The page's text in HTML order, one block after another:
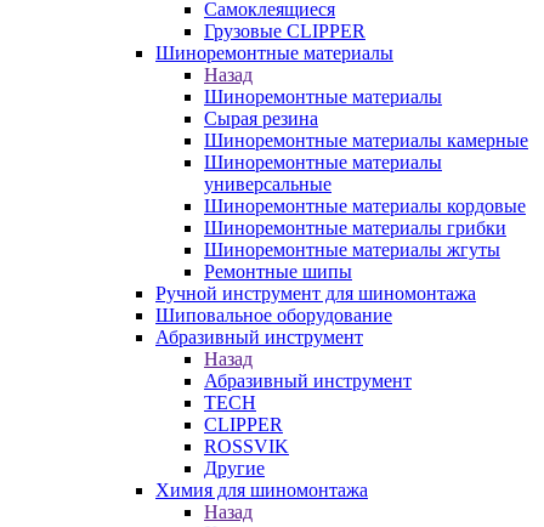
Самоклеящиеся
Грузовые CLIPPER
Шиноремонтные материалы
Назад
Шиноремонтные материалы
Сырая резина
Шиноремонтные материалы камерные
Шиноремонтные материалы
универсальные
Шиноремонтные материалы кордовые
Шиноремонтные материалы грибки
Шиноремонтные материалы жгуты
Ремонтные шипы
Ручной инструмент для шиномонтажа
Шиповальное оборудование
Абразивный инструмент
Назад
Абразивный инструмент
TECH
CLIPPER
ROSSVIK
Другие
Химия для шиномонтажа
Назад